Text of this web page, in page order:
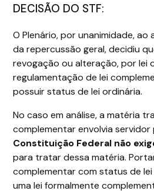
DECISÃO DO STF:
O Plenário, por unanimidade, ao
da repercussão geral, decidiu
revogação ou alteração, por lei
regulamentação de lei
possuir status de lei ordinária.
No caso em análise, a matéria
complementar envolvia servidor
Constituição Federal não
para tratar dessa matéria.
complementar com status de lei
uma lei formalmente